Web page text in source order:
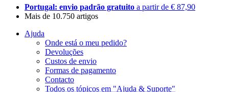
Portugal: envio padrão gratuito a partir de € 87,90
Mais de 10.750 artigos
Ajuda
Onde está o meu pedido?
Devoluções
Custos de envio
Formas de pagamento
Contacto
Todos os tópicos em "Ajuda & Suporte"